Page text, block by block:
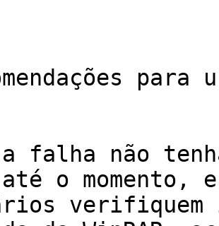
para
a falha não
o momento,
verifiquem